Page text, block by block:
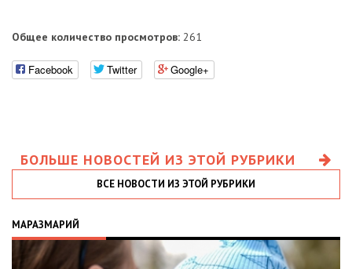
Общее количество просмотров: 261
Facebook Twitter Google+
БОЛЬШЕ НОВОСТЕЙ ИЗ ЭТОЙ РУБРИКИ
ВСЕ НОВОСТИ ИЗ ЭТОЙ РУБРИКИ
МАРАЗМАРИЙ